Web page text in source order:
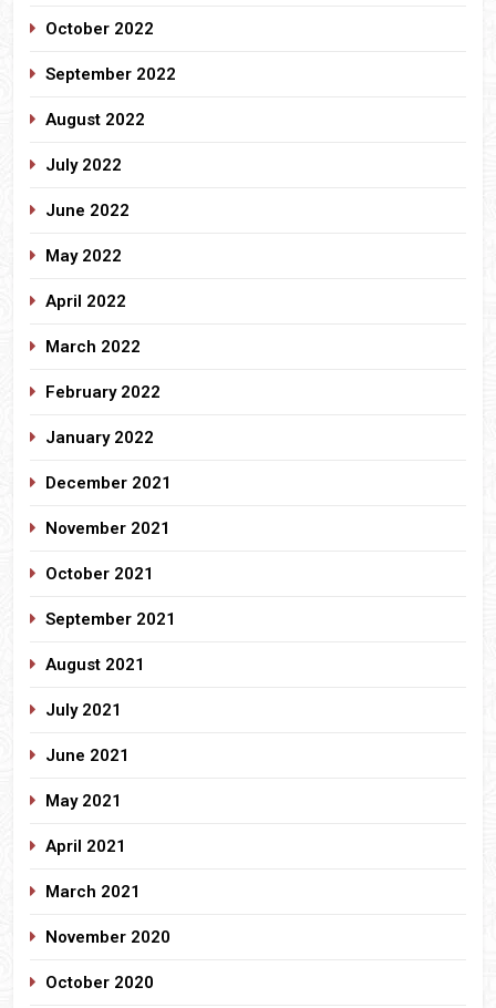
October 2022
September 2022
August 2022
July 2022
June 2022
May 2022
April 2022
March 2022
February 2022
January 2022
December 2021
November 2021
October 2021
September 2021
August 2021
July 2021
June 2021
May 2021
April 2021
March 2021
November 2020
October 2020